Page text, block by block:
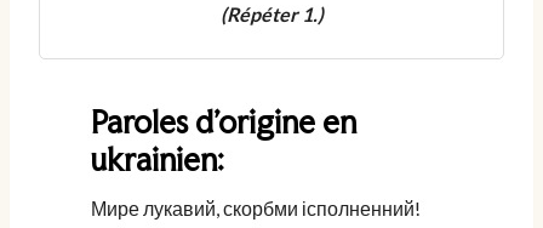
(Répéter 1.)
Paroles d’origine en
ukrainien:
Мире лукавий, скорбми ісполненний!